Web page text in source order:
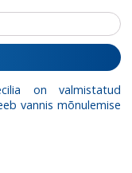
on valmistatud
vannis mõnulemise